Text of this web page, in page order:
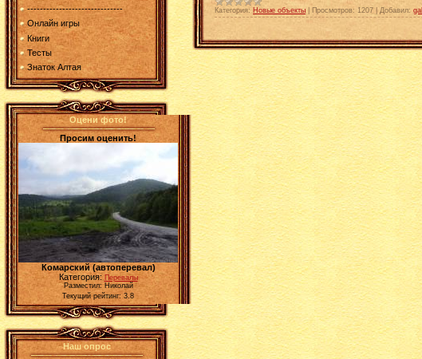
------------------------------
Онлайн игры
Книги
Тесты
Знаток Алтая
Оцени фото!
Просим оценить!
Комарский (автоперевал)
Категория: Перевалы
Разместил: Николай
Текущий рейтинг: 3.8
Наш опрос
Категория: Новые объекты Просмотров: 1207 Добавил: